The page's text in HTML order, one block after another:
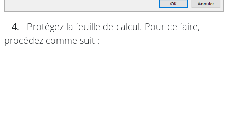
4.
Protégez la feuille de calcul. Pour ce faire,
procédez comme suit :